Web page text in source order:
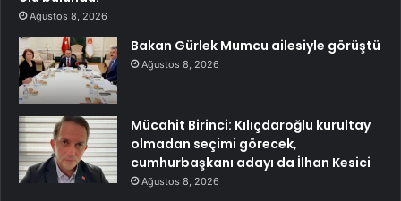
Ağustos 8, 2026
Bakan Gürlek Mumcu ailesiyle görüştü
Ağustos 8, 2026
Mücahit Birinci: Kılıçdaroğlu kurultay
olmadan seçimi görecek,
cumhurbaşkanı adayı da İlhan Kesici
Ağustos 8, 2026